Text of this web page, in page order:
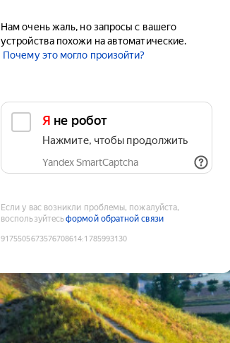
Нам очень жаль, но запросы с вашего
устройства похожи на автоматические.
Почему это могло произойти?
Я не робот
Нажмите, чтобы продолжить
Yandex SmartCaptcha
Если у вас возникли проблемы, пожалуйста,
воспользуйтесьформой обратной связи
9175505673576708614:1785993130